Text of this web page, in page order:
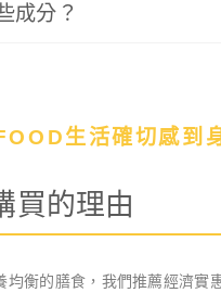
成分？
生活確切感到
買的理由
均衡的膳食，我們推薦經濟實